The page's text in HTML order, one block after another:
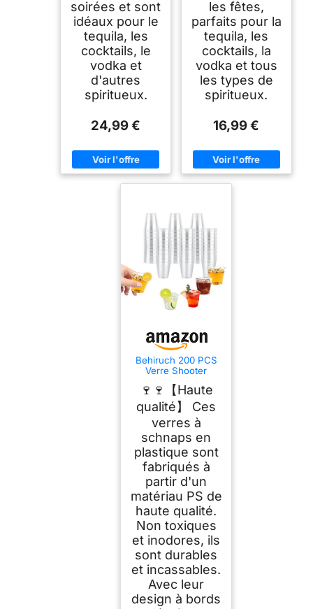
soirées et sont
idéaux pour le
tequila, les
cocktails, le
vodka et
d'autres
spiritueux.
24,99 €
les fêtes,
parfaits pour la
tequila, les
cocktails, la
vodka et tous
les types de
spiritueux.
16,99 €
Behiruch 200 PCS
Verre Shooter
Verres à Liqueur
Verre a Shot
🍷🍷【Haute
qualité】 Ces
verres à
schnaps en
plastique sont
fabriqués à
partir d'un
matériau PS de
haute qualité.
Non toxiques
et inodores, ils
sont durables
et incassables.
Avec leur
design à bords